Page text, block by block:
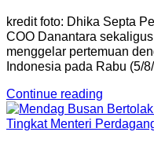
kredit foto: Dhika Septa
COO Danantara
menggelar pertemuan
Indonesia pada Rabu (5/
Continue reading